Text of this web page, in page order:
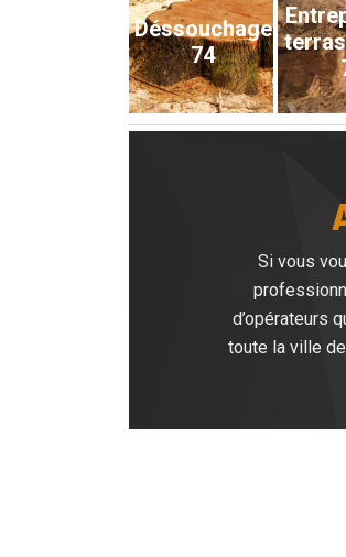
Déssouchage
74
Si vous
d’opérateurs
toute la ville